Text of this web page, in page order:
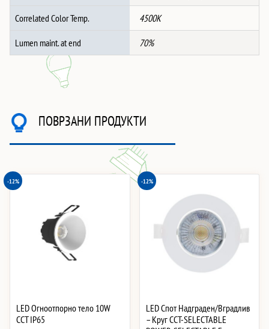
Correlated Color Temp. 4500K
Lumen maint. at end 70%
ПОВРЗАНИ ПРОДУКТИ
-12%
LED Огноотпорно тело 10W
CCT IP65
-12%
LED Спот Надграден/Вградлив
– Круг CCT-SELECTABLE